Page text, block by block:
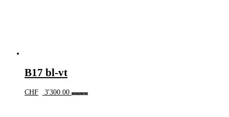
B17 bl-vt
CHF 3'300.00 In den Warenkorb